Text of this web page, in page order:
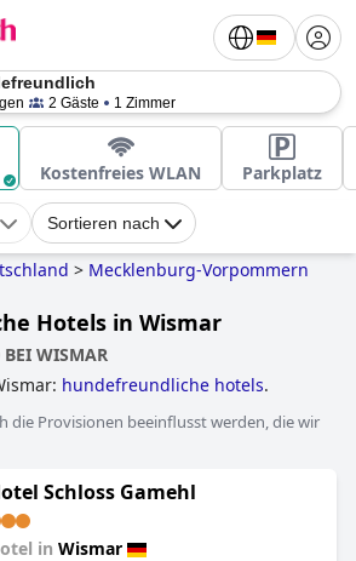
2 Gäste 1 Zimmer
Kostenfreies WLAN Parkplatz
Sortieren nach
> Mecklenburg-Vorpommern
Hotels in Wismar
WISMAR
hundefreundliche hotels.
die Provisionen beeinflusst werden, die wir
Schloss Gamehl
in Wismar